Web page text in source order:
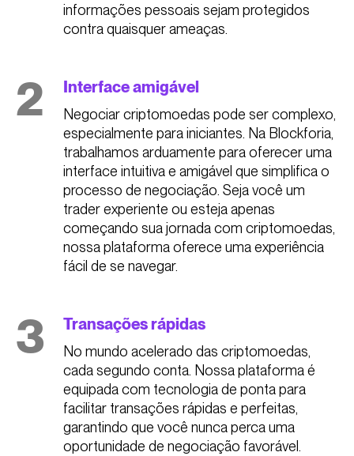
informações pessoais sejam protegidos
contra quaisquer ameaças.
2 Interface amigável
Negociar criptomoedas pode ser complexo,
especialmente para iniciantes. Na Blockforia,
trabalhamos arduamente para oferecer uma
interface intuitiva e amigável que simplifica o
processo de negociação. Seja você um
trader experiente ou esteja apenas
começando sua jornada com criptomoedas,
nossa plataforma oferece uma experiência
fácil de se navegar.
3 Transações rápidas
No mundo acelerado das criptomoedas,
cada segundo conta. Nossa plataforma é
equipada com tecnologia de ponta para
facilitar transações rápidas e perfeitas,
garantindo que você nunca perca uma
oportunidade de negociação favorável.